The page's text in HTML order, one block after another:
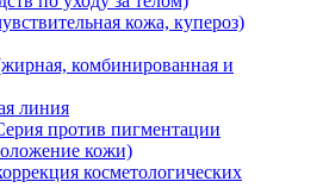
кожа, купероз)
комбинированная и
линия
против пигментации
кожи)
косметологических